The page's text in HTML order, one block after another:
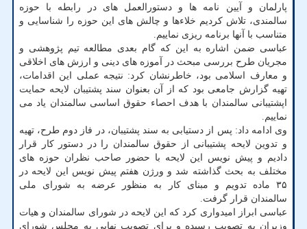
پارلمان و آیین نامه ها و دستورالعمل های در رابطه با حوزه
سالمندی، تلاش کردیم خلاءها و چالش های این حوزه را شناسایی و
متناسب با آنها برنامه ریزی نماییم.
عباسی ضمن اشاره به این که گام بعدی مطالعه تیم پژوهشی و
مجریان طرح بررسی مبحث در آموزه های دینی و ارزش های اخلاقی
و معارف اسلامی بود، خاطرنشان کرد: نتیجه عملی این اقدامات،
تهیه گزارش جامعی بود که از آن بعنوان سند پشتیبان لایحه حمایت
اپشتیبانی سالمندان با هدف احصاء حقوق اساسی سالمندان یاد می
نماییم.
وی ادامه داد: پس از دستیابی به سند پشتیبان، در فاز دوم طرح، تهیه
و تدوین لایحه پشتیبانی از حقوق سالمندان را در دستور کار قرار
دادیم و پیش نویس این لایحه با حضور صاحب نظران حوزه های
مختلف به بحث گذاشته شد و ورژن هفتم پیش نویس این لایحه در
۳۵ ماده تدویم و مبنای کار به منظور عرضه به شورای ملی
سالمندان قرار گرفت.
عباسی ابراز امیدواری کرد که این لایحه در شورای سالمندان و هیات
وزیران به تصویب رسیده و برای تصویب نهایی به مجلس شورای